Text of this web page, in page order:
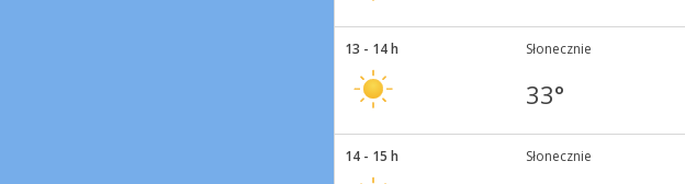
13 - 14 h Słonecznie
33°
14 - 15 h Słonecznie